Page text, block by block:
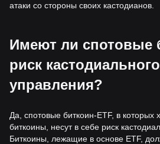
атаки со стороны своих кастодианов.
Имеют ли спотовые
риск кастодиального
управления?
Да, спотовые биткоин-ETF, в которых
биткоины, несут в себе риск
Биткоины, лежащие в основе ETF,